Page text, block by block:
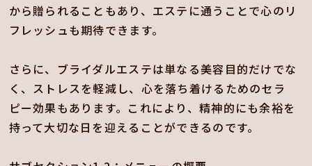
から贈られることもあり、エステに通うことで心のリ
フレッシュも期待できます。
さらに、ブライダルエステは単なる美容目的だけでな
く、ストレスを軽減し、心を落ち着けるためのセラ
ピー効果もあります。これにより、精神的にも余裕を
持って大切な日を迎えることができるのです。